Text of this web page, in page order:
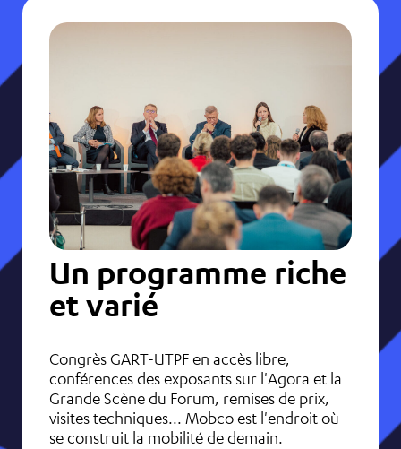
Un programme riche
et varié
Congrès GART-UTPF en accès libre,
conférences des exposants sur l'Agora et la
Grande Scène du Forum, remises de prix,
visites techniques... Mobco est l'endroit où
se construit la mobilité de demain.